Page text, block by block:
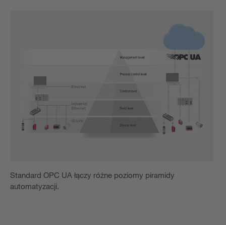
Standard OPC UA łączy różne poziomy piramidy
automatyzacji.